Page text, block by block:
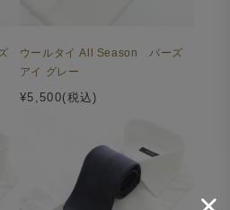
ウールタイ All Season バーズ
アイ グレー
¥5,500(税込)